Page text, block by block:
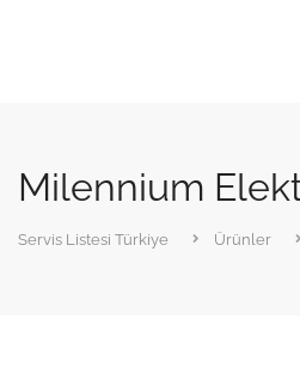
Milennium
Servis Listesi Türkiye Ürünler